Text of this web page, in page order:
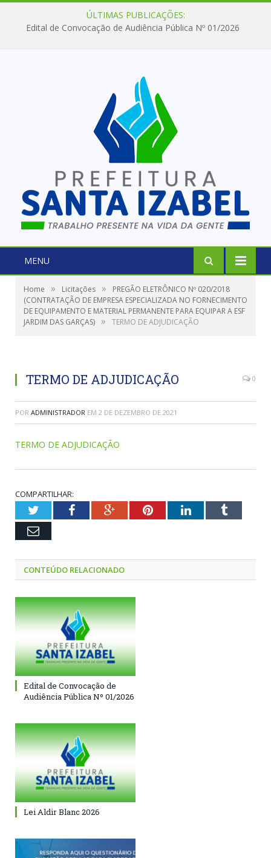
ÚLTIMAS PUBLICAÇÕES:
Edital de Convocação de Audiência Pública Nº 01/2026
MENU
Home » Licitações »
PREGÃO ELETRÔNICO Nº 020/2018
(CONTRATAÇÃO DE EMPRESA ESPECIALIZADA NO FORNECIMENTO
DE EQUIPAMENTO E MATERIAL PERMANENTE PARA EQUIPAR A ESF
JARDIM DAS GARÇAS) » TERMO DE ADJUDICAÇÃO
TERMO DE ADJUDICAÇÃO 0
POR ADMINISTRADOR EM 2 DE DEZEMBRO DE 2021
TERMO DE ADJUDICAÇÃO
COMPARTILHAR:
TwitterFacebookGoogle+PinterestLinkedInTumblr
Email
CONTEÚDO RELACIONADO
Edital de Convocação de
Audiência Pública Nº 01/2026
Lei Aldir Blanc 2026